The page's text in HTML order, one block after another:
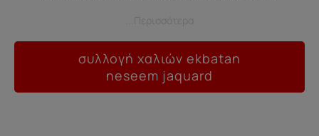
συλλογή χαλιών ekbatan
neseem jaquard